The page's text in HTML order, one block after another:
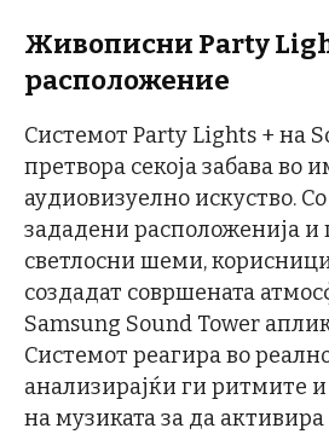
Живописни Party
расположение
Системот Party Lights + на
претвора секоја забава во
аудиовизуелно искуство.
зададени расположенија
светлосни шеми,
создадат совршената
Samsung Sound Tower
Системот реагира во
анализирајќи ги ритмите
на музиката за да